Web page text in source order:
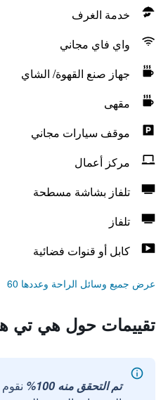
خدمة الغرف
واي فاي مجاني
جهاز صنع القهوة/ الشاي
مقهى
موقف سيارات مجاني
مركز أعمال
تلفاز بشاشة مسطحة
تلفاز
كابل أو قنوات فضائية
عرض جميع وسائل الراحة وعددها 60
تقييمات حول هي تي
تم التحقق منه 100%